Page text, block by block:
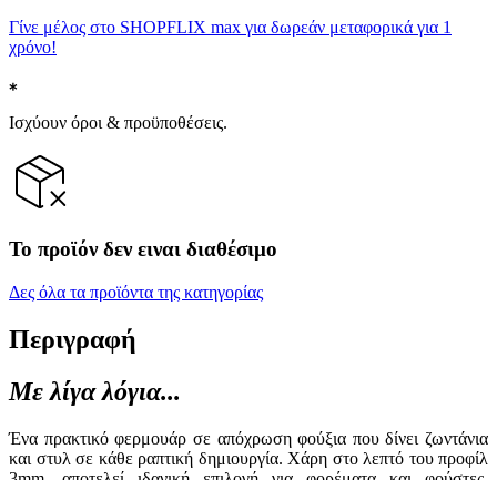
Γίνε μέλος στο SHOPFLIX max για δωρεάν μεταφορικά για 1
χρόνο!
Ισχύουν όροι & προϋποθέσεις.
Το προϊόν δεν ειναι διαθέσιμο
Δες όλα τα προϊόντα της κατηγορίας
Περιγραφή
Με λίγα λόγια...
Ένα πρακτικό φερμουάρ σε απόχρωση φούξια που δίνει ζωντάνια
και στυλ σε κάθε ραπτική δημιουργία. Χάρη στο λεπτό του προφίλ